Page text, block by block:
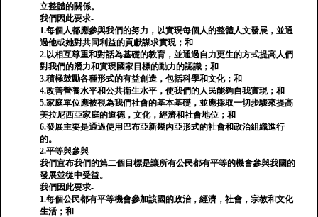
立整體的關係。
我們因此要求-
1.每個人都應參與我們的努力，以實現每個人的整體人文發展，並通
過他或她對共同利益的貢獻謀求實現；和
2.以相互尊重和對話為基礎的教育，並通過自力更生的方式提高人們
對我們的潛力和實現國家目標的動力的認識；和
3.積極鼓勵各種形式的有益創造，包括科學和文化；和
4.改善營養水平和公共衛生水平，使我們的人民能夠自我實現；和
5.家庭單位應被視為我們社會的基本基礎，並應採取一切步驟來提高
美拉尼西亞家庭的道德，文化，經濟和社會地位；和
6.發展主要是通過使用巴布亞新幾內亞形式的社會和政治組織進行
的。
2.平等與參與
我們宣布我們的第二個目標是讓所有公民都有平等的機會參與我國的
發展並從中受益。
我們因此要求-
1.每個公民都有平等機會參加該國的政治，經濟，社會，宗教和文化
生活；和